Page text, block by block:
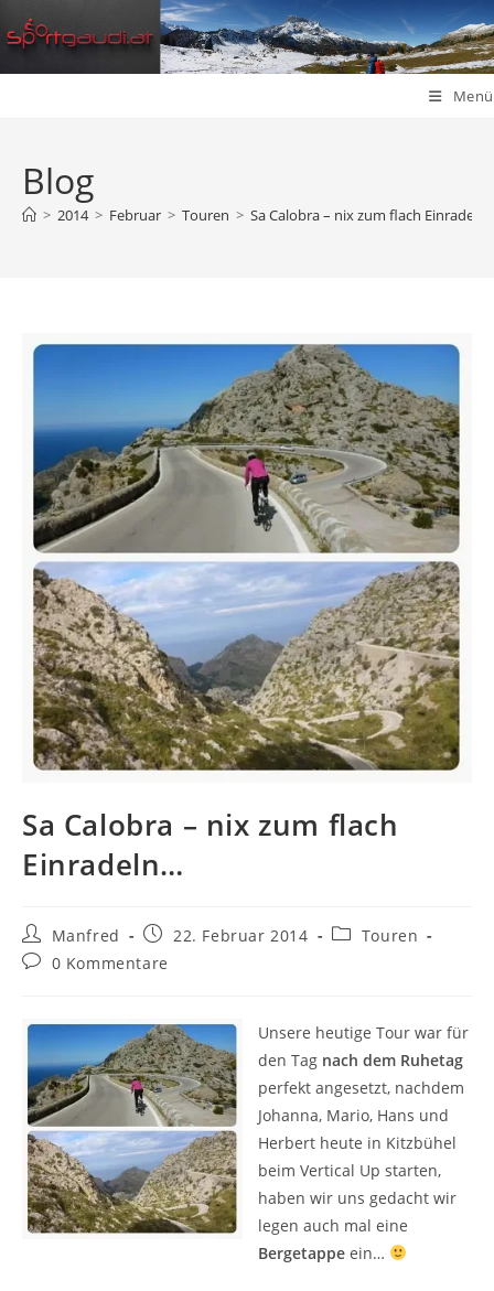
Zum
Inhalt
Menü
Blog
> 2014 > Februar > Touren > Sa Calobra – nix zum flach
Sa Calobra – nix zum flach
Einradeln…
Beitrags-
Autor:
Manfred
Beitrag22. Februar 2014
Beitrags-
Touren
Beitrags-
0 Kommentare
Unsere heutige Tour war für
den Tag nach dem Ruhetag
perfekt angesetzt, nachdem
Johanna, Mario, Hans und
Herbert heute in Kitzbühel
beim Vertical Up starten,
haben wir uns gedacht wir
legen auch mal eine
Bergetappe ein…